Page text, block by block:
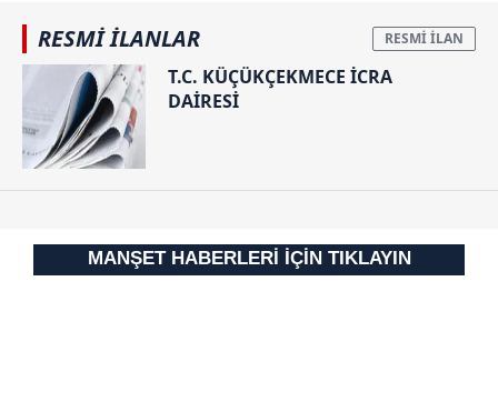
toplumu hizmetlerinin sunulması amacıyla
kullanılmaktadır. Diğer çerezler, sitemizin daha işlevsel
kılınması ve kişiselleştirilmesi ve sizlere yönelik
reklam/pazarlama faaliyetlerinin yapılması, amaçlarıyla
sınırlı olarak açık rızanız dahilinde kullanılacaktır.
Çerezlere ilişkin tercihlerinizi aşağıda yer alan panel
için Ayarlar butonuna tıklayabilir,Çerez Bilgilendirme
Metnimiziziyaret edebilirsiniz.
RESMİ İLANLAR
T.C. KÜÇÜKÇEKMECE İCRA
DAİRESİ
MANŞET HABERLERİ İÇİN TIKLAYIN